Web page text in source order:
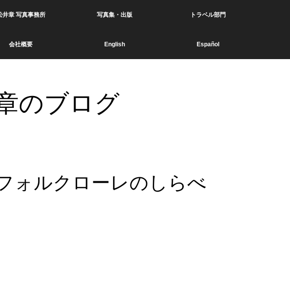
井章 写真事務所 写真集・出版 トラベル部門
会社概要 English Español
のブログ
ォルクローレのしらべ